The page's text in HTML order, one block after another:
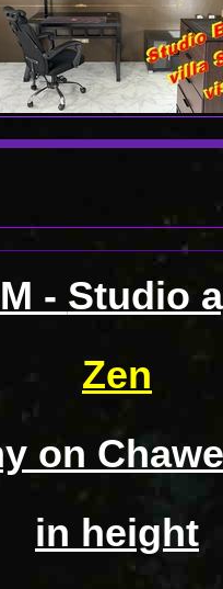
- Studio
Zen
on
in height